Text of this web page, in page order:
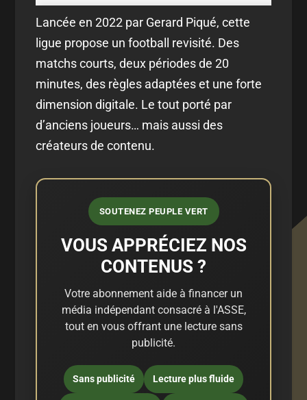
Lancée en 2022 par Gerard Piqué, cette
ligue propose un football revisité. Des
matchs courts, deux périodes de 20
minutes, des règles adaptées et une forte
dimension digitale. Le tout porté par
d’anciens joueurs… mais aussi des
créateurs de contenu.
SOUTENEZ PEUPLE VERT
VOUS APPRÉCIEZ NOS
CONTENUS ?
Votre abonnement aide à financer un
média indépendant consacré à l'ASSE,
tout en vous offrant une lecture sans
publicité.
Sans publicité Lecture plus fluide